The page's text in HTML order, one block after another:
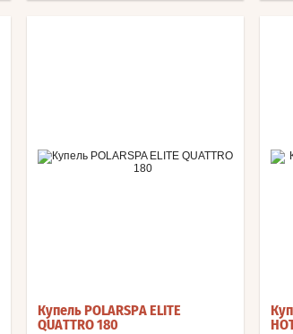
Купель POLARSPA ELITE
QUATTRO 180